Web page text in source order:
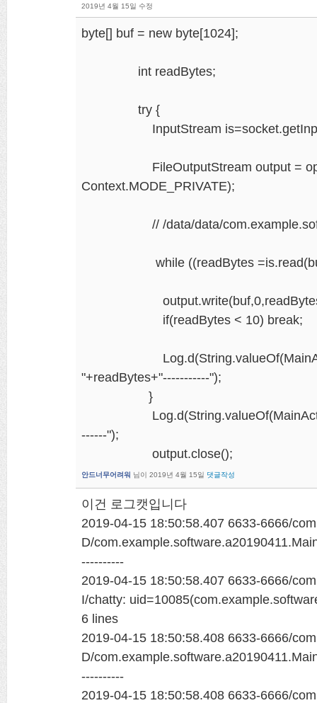
2019년 4월 15일 수정
byte[] buf = new byte[1024];
int readBytes;
try {
InputStream
FileOutputStream output =
Context.MODE_PRIVATE);
// /data/data/
while ((readBytes
if(readBytes < 10) break;
"+readBytes+"-----------");
}
------");
output.close();
안드너무어려워 님이 2019년 4월 15일 댓글작성
이건 로그캣입니다
2019-04-15 18:50:58.407 6633-6666/
D/
----------
2019-04-15 18:50:58.407 6633-6666/
I/chatty:
6 lines
2019-04-15 18:50:58.408 6633-6666/
D/
----------
2019-04-15 18:50:58.408 6633-6666/